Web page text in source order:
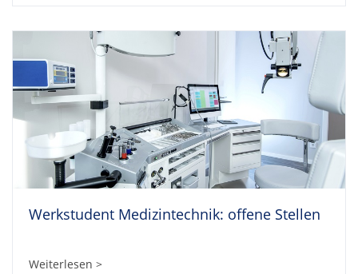
Werkstudent Medizintechnik: offene Stellen
Weiterlesen >